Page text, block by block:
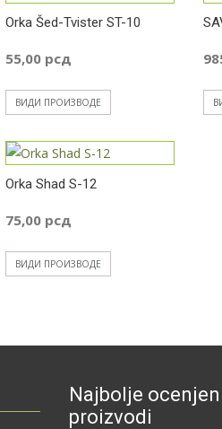
Orka Šed-Tvister ST-10
55,00 рсд
ВИДИ ПРОИЗВОДЕ
Orka Shad S-12
75,00 рсд
ВИДИ ПРОИЗВОДЕ
Najbolje
proizvodi